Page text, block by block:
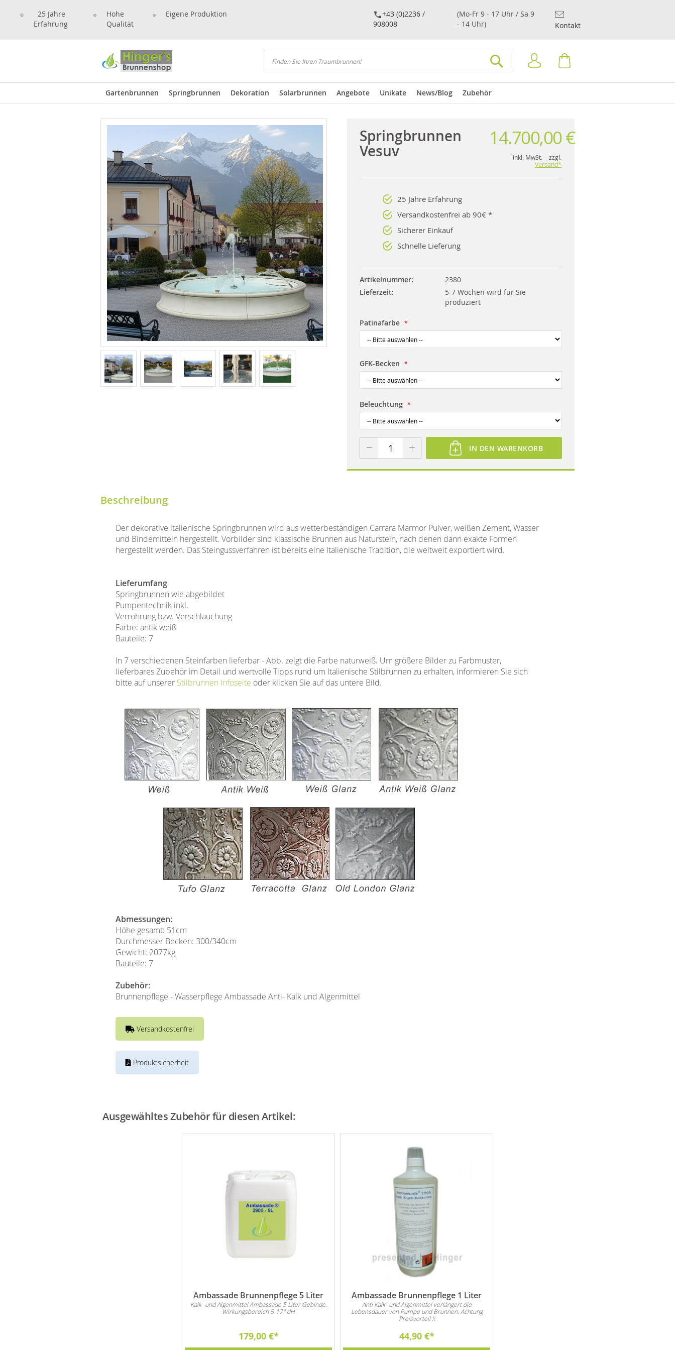
25 Jahre
Erfahrung
Hohe
Qualität
Eigene Produktion
+43 (0)2236 /
908008
(Mo-Fr 9 - 17 Uhr / Sa 9
- 14 Uhr)
Kontakt
Suchen
Anmelden
Gartenbrunnen Springbrunnen Dekoration Solarbrunnen Angebote Unikate News/Blog Zubehör
Springbrunnen
Vesuv
14.700,00 €
inkl. MwSt. - zzgl.
Versand*
25 Jahre Erfahrung
Versandkostenfrei ab 90€ *
Sicherer Einkauf
Schnelle Lieferung
Artikelnummer
2380
Lieferzeit
5-7 Wochen wird für Sie
produziert
Patinafarbe
GFK-Becken
Beleuchtung
IN DEN WARENKORB
Beschreibung
Der dekorative italienische Springbrunnen wird aus wetterbeständigen Carrara Marmor Pulver, weißen Zement, Wasser
und Bindemitteln hergestellt. Vorbilder sind klassische Brunnen aus Naturstein, nach denen dann exakte Formen
hergestellt werden. Das Steingussverfahren ist bereits eine Italienische Tradition, die weltweit exportiert wird.
Lieferumfang
Springbrunnen wie abgebildet
Pumpentechnik inkl.
Verrohrung bzw. Verschlauchung
Farbe: antik weiß
Bauteile: 7
In 7 verschiedenen Steinfarben lieferbar - Abb. zeigt die Farbe naturweiß. Um größere Bilder zu Farbmuster,
lieferbares Zubehör im Detail und wertvolle Tipps rund um Italienische Stilbrunnen zu erhalten, informieren Sie sich
bitte auf unserer Stilbrunnen Infoseite oder klicken Sie auf das untere Bild.
Abmessungen:
Höhe gesamt: 51cm
Durchmesser Becken: 300/340cm
Gewicht: 2077kg
Bauteile: 7
Zubehör:
Brunnenpflege - Wasserpflege Ambassade Anti- Kalk und Algenmittel
Versandkostenfrei
Produktsicherheit
Ausgewähltes Zubehör für diesen Artikel:
Ambassade Brunnenpflege 5 Liter
Kalk- und Algenmittel Ambassade 5 Liter Gebinde.
Wirkungsbereich 5-17° dH
179,00 €
Ambassade Brunnenpflege 1 Liter
Anti Kalk- und Algenmittel verlängert die
Lebensdauer von Pumpe und Brunnen. Achtung
Preisvorteil !!
44,90 €